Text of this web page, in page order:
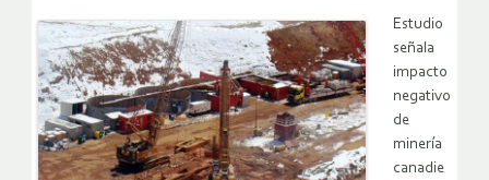
Estudio
señala
impacto
negativo
de
minería
canadie